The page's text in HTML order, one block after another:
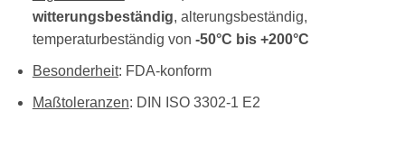
witterungsbeständig, alterungsbeständig,
temperaturbeständig von -50°C bis +200°C
Besonderheit: FDA-konform
Maßtoleranzen: DIN ISO 3302-1 E2